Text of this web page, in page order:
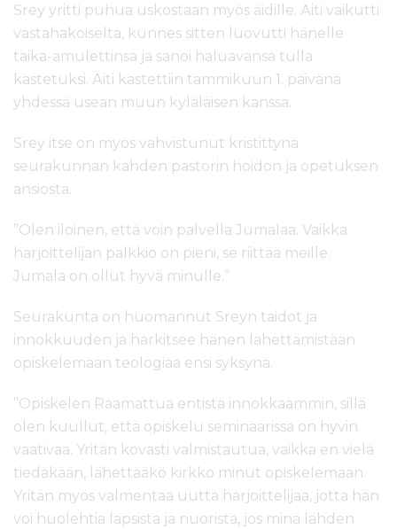
Srey yritti puhua uskostaan myös äidille. Äiti vaikutti
vastahakoiselta, kunnes sitten luovutti hänelle
taika-amulettinsa ja sanoi haluavansa tulla
kastetuksi. Äiti kastettiin tammikuun 1. päivänä
yhdessä usean muun kyläläisen kanssa.
Srey itse on myös vahvistunut kristittynä
seurakunnan kahden pastorin hoidon ja opetuksen
ansiosta.
”Olen iloinen, että voin palvella Jumalaa. Vaikka
harjoittelijan palkkio on pieni, se riittää meille.
Jumala on ollut hyvä minulle.”
Seurakunta on huomannut Sreyn taidot ja
innokkuuden ja harkitsee hänen lähettämistään
opiskelemaan teologiaa ensi syksynä.
”Opiskelen Raamattua entistä innokkaammin, sillä
olen kuullut, että opiskelu seminaarissa on hyvin
vaativaa. Yritän kovasti valmistautua, vaikka en vielä
tiedäkään, lähettääkö kirkko minut opiskelemaan.
Yritän myös valmentaa uutta harjoittelijaa, jotta hän
voi huolehtia lapsista ja nuorista, jos minä lähden